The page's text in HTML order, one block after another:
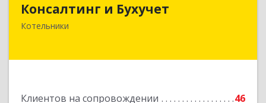
Консалтинг и Бухучет
Котельники
Клиентов на сопровождении
46
140054, Московская обл, Котельники г,
Подробнее